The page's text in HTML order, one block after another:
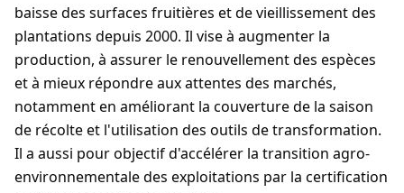
baisse des surfaces fruitières et de vieillissement des
plantations depuis 2000. Il vise à augmenter la
production, à assurer le renouvellement des espèces
et à mieux répondre aux attentes des marchés,
notamment en améliorant la couverture de la saison
de récolte et l'utilisation des outils de transformation.
Il a aussi pour objectif d'accélérer la transition agro-
environnementale des exploitations par la certification